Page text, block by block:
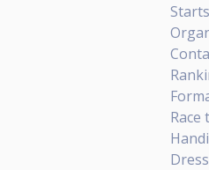
Starts
Race